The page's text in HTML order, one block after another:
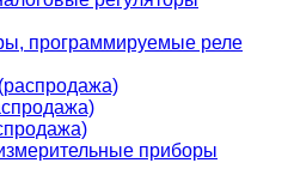
программируемые реле
приборы